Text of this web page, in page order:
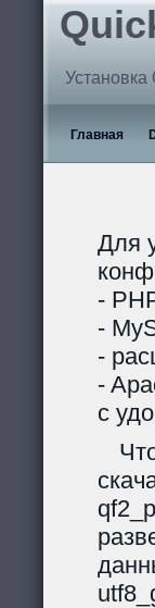
Установка
Главная
Для
-
-
-
-
с